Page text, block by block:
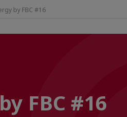
by FBC #16
FBC #16